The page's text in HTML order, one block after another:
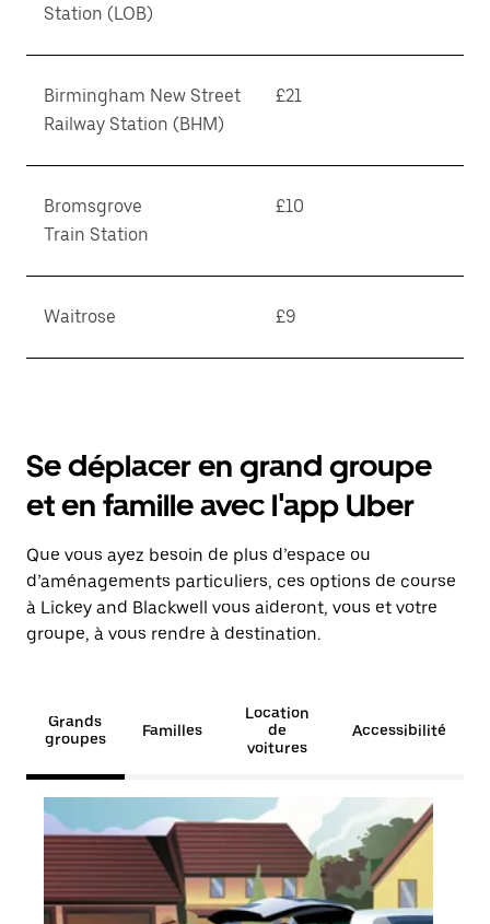
Station (LOB)
Birmingham New Street
Railway Station (BHM)
£21
Bromsgrove
Train Station
£10
Waitrose £9
Se déplacer en grand groupe
et en famille avec l'app Uber
Que vous ayez besoin de plus d’espace ou
d’aménagements particuliers, ces options de course
à Lickey and Blackwell vous aideront, vous et votre
groupe, à vous rendre à destination.
Grands
groupes
Familles
Location
de
voitures
Accessibilité